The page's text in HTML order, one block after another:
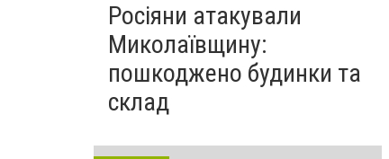
Росіяни атакували
Миколаївщину:
пошкоджено будинки та
склад